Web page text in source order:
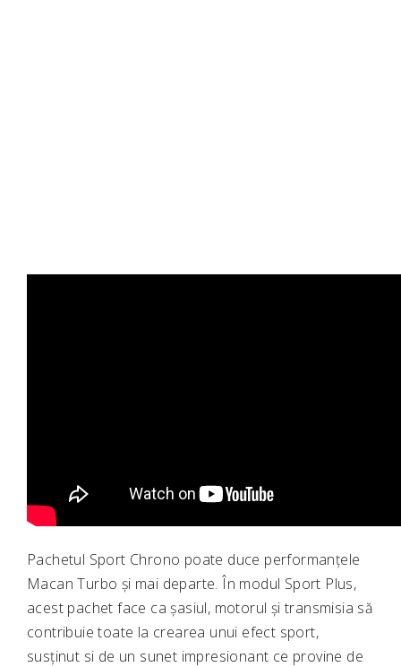
Pachetul Sport Chrono poate duce performanțele
Macan Turbo și mai departe. În modul Sport Plus,
acest pachet face ca șasiul, motorul și transmisia să
contribuie toate la crearea unui efect sport,
susținut si de un sunet impresionant ce provine de